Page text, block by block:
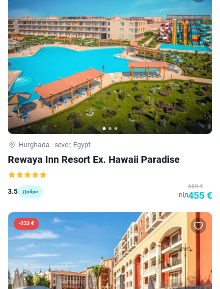
Hurghada - sever, Egypt
Rewaya Inn Resort Ex. Hawaii Paradise
3.5 Добре від
669 €
455 €
-233 €